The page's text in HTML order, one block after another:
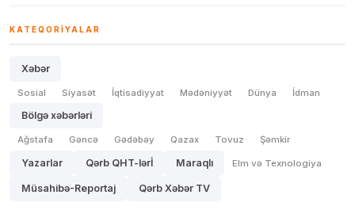
KATEQORIYALAR
Xəbər
Sosial Siyasət İqtisadiyyat Mədəniyyət Dünya İdman
Bölgə xəbərləri
Ağstafa Gəncə Gədəbəy Qazax Tovuz Şəmkir
Yazarlar Qərb QHT-lərİ Maraqlı Elm və Texnologiya
Müsahibə-Reportaj Qərb Xəbər TV